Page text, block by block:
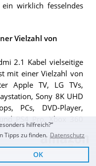
wirklich fesselndes
Vielzahl von
2.1 Kabel vielseitige
mit einer Vielzahl von
Apple TV, LG TVs,
Sony 8K UHD
PCs, DVD-Player,
PS4 Pro, Xbox 360
Vizio TVs, Projektoren
Gerät du anschließen
hat alles, was du
hilfreich?“
Tipps zu finden. Datenschutz
OK